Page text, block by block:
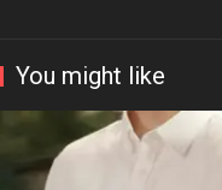
You might like